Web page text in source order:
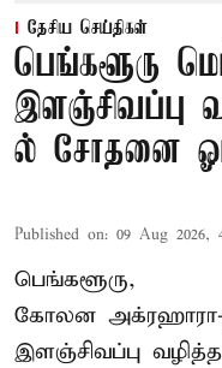
தேசிய செய்திகள்
பெங்களூரு
இளஞ்சிவப்பு
ல் சோதனை
Published on: 09 Aug 2026,
பெங்களூரு,
கோலன
இளஞ்சிவப்பு